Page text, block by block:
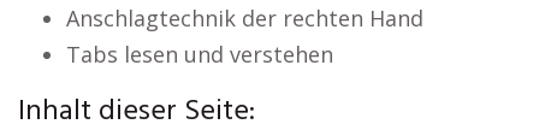
Anschlagtechnik der rechten Hand
Tabs lesen und verstehen
Inhalt dieser Seite: